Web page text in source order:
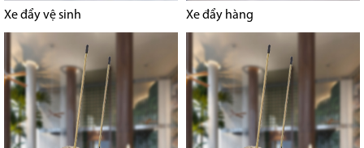
Xe đẩy vệ sinh Xe đẩy hàng